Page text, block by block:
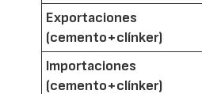
Exportaciones
(cemento+clínker)
Importaciones
(cemento+clínker)